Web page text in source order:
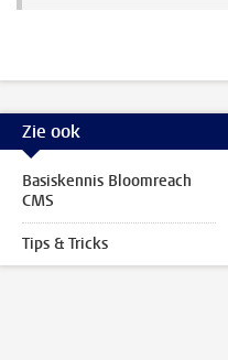
Zie ook
Basiskennis Bloomreach
CMS
Tips & Tricks